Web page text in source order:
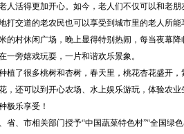
人活得更加开心。如今，老人们不仅可以和老
打交道的老农民也可以享受到城市里的老人所能
村休闲广场，晚上显得特别热闹，每当夜幕降
一旁嬉戏玩耍，一片和谐欢乐景象。
了很多桃树和杏树，春天里，桃花杏花盛开，
，还可以到开心农场、水上娱乐游玩，体验农
极乐享受！
、市相关部门授予“中国蔬菜特色村”“全国绿色